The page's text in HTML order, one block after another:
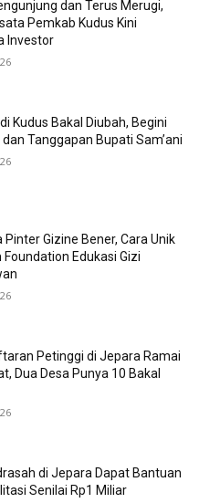
dan Terus Merugi,
Pemkab Kudus Kini
Investor
Kudus Bakal Diubah, Begini
Tanggapan Bupati Sam’ani
Pinter Gizine Bener, Cara Unik
Foundation Edukasi Gizi
Petinggi di Jepara Ramai
Dua Desa Punya 10 Bakal
di Jepara Dapat Bantuan
Senilai Rp1 Miliar